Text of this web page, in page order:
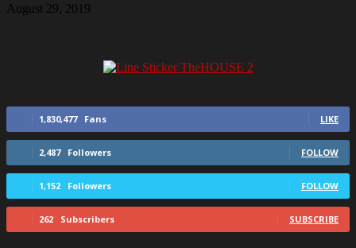
August 29, 2019
1,830,477 Fans LIKE
2,487 Followers FOLLOW
1,152 Followers FOLLOW
262 Subscribers SUBSCRIBE